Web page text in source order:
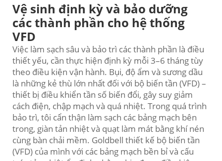
Vệ sinh định kỳ và bảo dưỡng
các thành phần cho hệ thống
VFD
Việc làm sạch sâu và bảo trì các thành phần là điều
thiết yếu, cần thực hiện định kỳ mỗi 3–6 tháng tùy
theo điều kiện vận hành. Bụi, độ ẩm và sương dầu
là những kẻ thù lớn nhất đối với bộ biến tần (VFD) –
thiết bị điều khiển tần số biến đổi, gây suy giảm
cách điện, chập mạch và quá nhiệt. Trong quá trình
bảo trì, tôi cẩn thận làm sạch các bảng mạch bên
trong, giàn tản nhiệt và quạt làm mát bằng khí nén
cùng bàn chải mềm. Goldbell thiết kế bộ biến tần
(VFD) của mình với các bảng mạch bền bỉ và cấu